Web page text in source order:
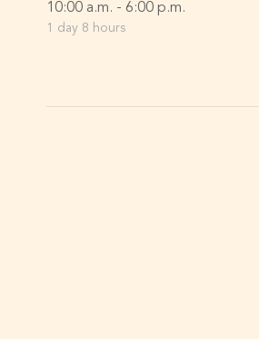
10:00 a.m. - 6:00 p.m.
1 day 8 hours